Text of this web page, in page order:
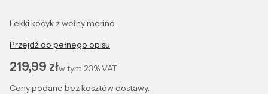
Lekki kocyk z wełny merino.
Przejdź do pełnego opisu
Cena
219,99 złw tym 23%VAT
Ceny podane bez kosztów dostawy.